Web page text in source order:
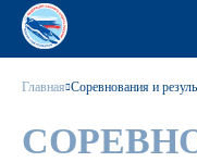
Главная Соревнования и